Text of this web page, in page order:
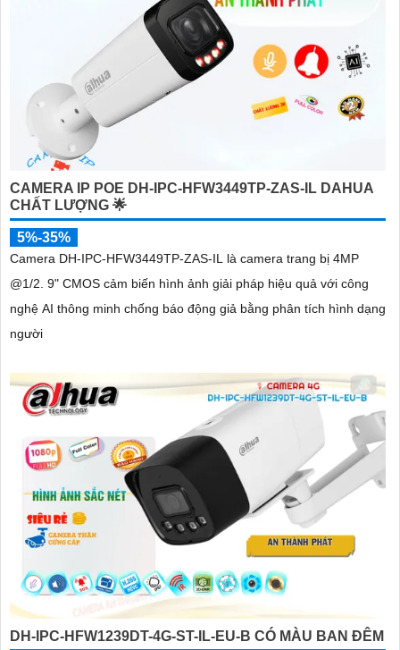
CAMERA IP POE DH-IPC-HFW3449TP-ZAS-IL DAHUA
CHẤT LƯỢNG 🌟
5%-35%
Camera DH-IPC-HFW3449TP-ZAS-IL là camera trang bị 4MP
@1/2. 9" CMOS cảm biến hình ảnh giải pháp hiệu quả với công
nghệ AI thông minh chống báo động giả bằng phân tích hình dạng
người
DH-IPC-HFW1239DT-4G-ST-IL-EU-B CÓ MÀU BAN ĐÊM